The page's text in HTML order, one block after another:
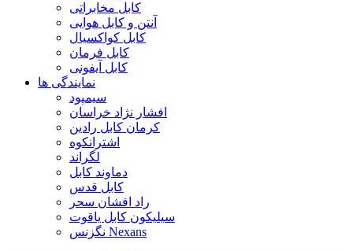
کابل مخابراتی
آنتن و کابل هوایی
کابل کواکسیال
کابل فرمان
کابل آیفونی
نمایندگی ها
سیمپود
افشار نژاد خراسان
کرمان کابل رادین
اشترانکوه
لگراند
دماوند کابل
کابل قدس
راد افشان سحر
سیلیکون کابل یاقوت
نگزنس Nexans